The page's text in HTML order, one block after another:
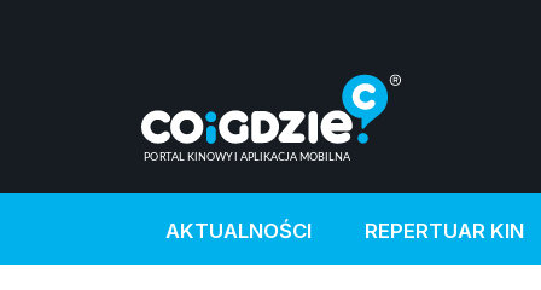
AKTUALNOŚCI REPERTUAR KIN